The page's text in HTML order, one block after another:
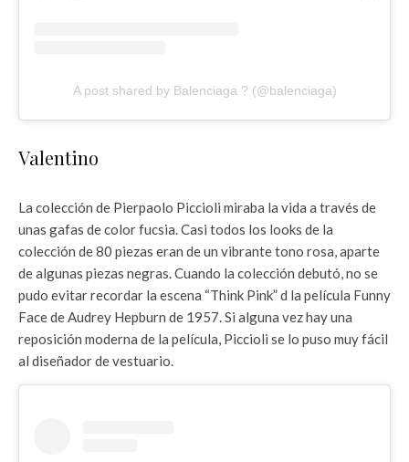
A post shared by Balenciaga ? (@balenciaga)
Valentino
La colección de Pierpaolo Piccioli miraba la vida a través de
unas gafas de color fucsia. Casi todos los looks de la
colección de 80 piezas eran de un vibrante tono rosa, aparte
de algunas piezas negras. Cuando la colección debutó, no se
pudo evitar recordar la escena “Think Pink” d la película Funny
Face de Audrey Hepburn de 1957. Si alguna vez hay una
reposición moderna de la película, Piccioli se lo puso muy fácil
al diseñador de vestuario.